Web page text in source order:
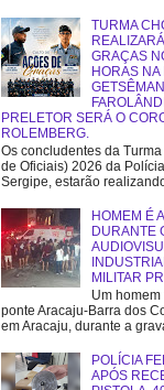
TURMA
GRAÇAS
HORAS NA
PRELETOR SERÁ O
ROLEMBERG.
Os concludentes da
de Oficiais) 2026 da
Sergipe, estarão
HOMEM É
DURANTE
MILITAR
Um
ponte Aracaju-Barra dos
em Aracaju, durante a
POLÍCIA
APÓS